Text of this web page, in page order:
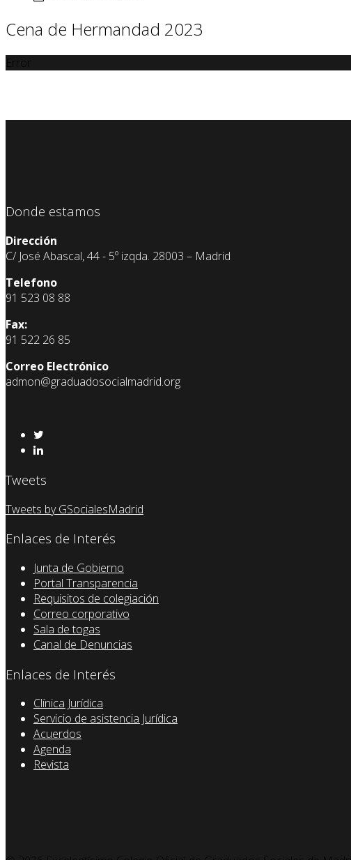
Cena de Hermandad 2023
Donde estamos
Dirección
C/ José Abascal, 44 - 5º izqda. 28003 – Madrid
Telefono
91 523 08 88
Fax:
91 522 26 85
Correo Electrónico
admon@graduadosocialmadrid.org
Tweets
Tweets by GSocialesMadrid
Enlaces de Interés
Junta de Gobierno
Portal Transparencia
Requisitos de colegiación
Correo corporativo
Sala de togas
Canal de Denuncias
Enlaces de Interés
Clínica Jurídica
Servicio de asistencia Jurídica
Acuerdos
Agenda
Revista